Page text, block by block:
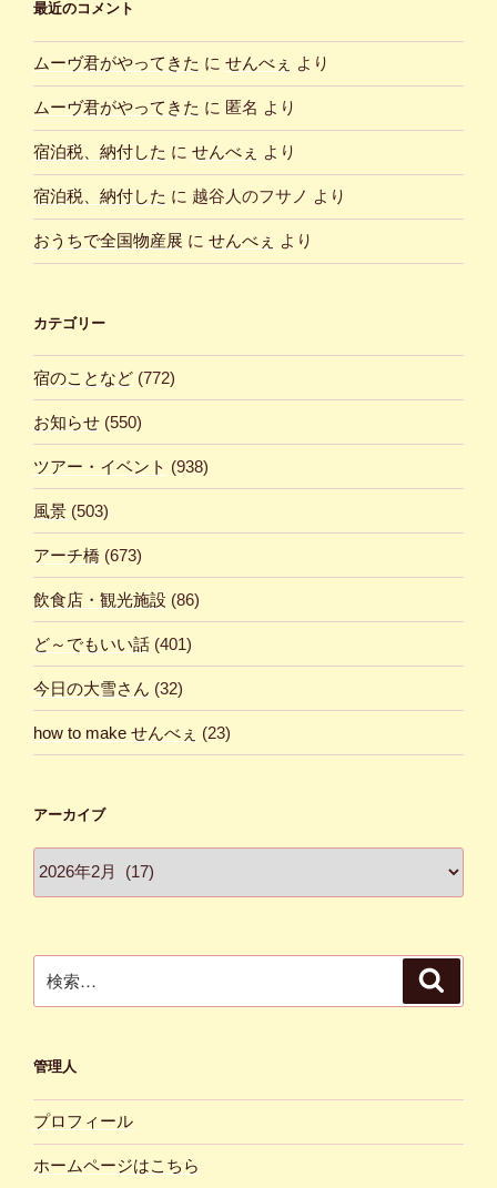
最近のコメント
ムーヴ君がやってきた に せんべぇ より
ムーヴ君がやってきた に 匿名 より
宿泊税、納付した に せんべぇ より
宿泊税、納付した に 越谷人のフサノ より
おうちで全国物産展 に せんべぇ より
カテゴリー
宿のことなど (772)
お知らせ (550)
ツアー・イベント (938)
風景 (503)
アーチ橋 (673)
飲食店・観光施設 (86)
ど～でもいい話 (401)
今日の大雪さん (32)
how to make せんべぇ (23)
アーカイブ
索:
管理人
プロフィール
ホームページはこちら